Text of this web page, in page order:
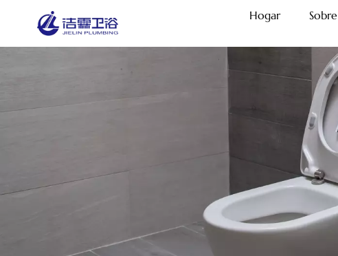
Hogar